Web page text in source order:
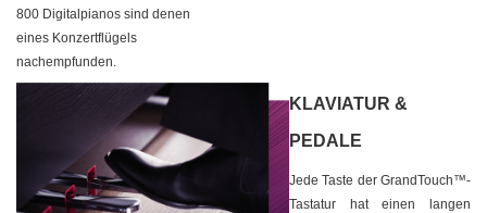
800 Digitalpianos sind denen
eines Konzertflügels
nachempfunden.
KLAVIATUR &
PEDALE
Jede Taste der GrandTouch™-
Tastatur hat einen langen